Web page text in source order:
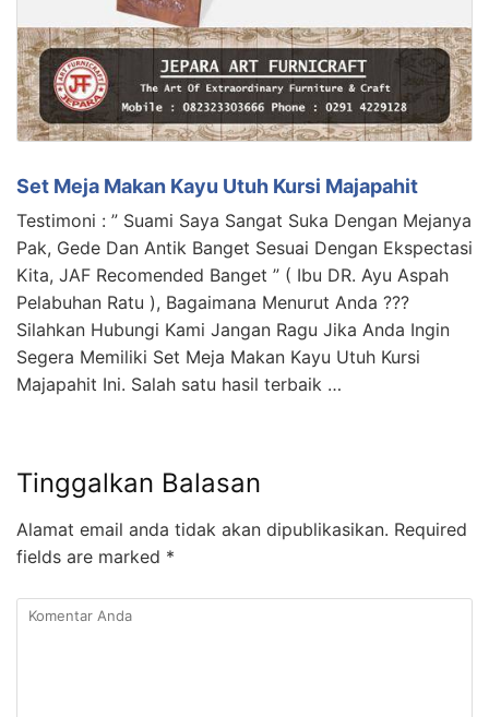
Set Meja Makan Kayu Utuh Kursi Majapahit
Testimoni : ” Suami Saya Sangat Suka Dengan Mejanya
Pak, Gede Dan Antik Banget Sesuai Dengan Ekspectasi
Kita, JAF Recomended Banget ” ( Ibu DR. Ayu Aspah
Pelabuhan Ratu ), Bagaimana Menurut Anda ???
Silahkan Hubungi Kami Jangan Ragu Jika Anda Ingin
Segera Memiliki Set Meja Makan Kayu Utuh Kursi
Majapahit Ini. Salah satu hasil terbaik …
Tinggalkan Balasan
Alamat email anda tidak akan dipublikasikan. Required
fields are marked *